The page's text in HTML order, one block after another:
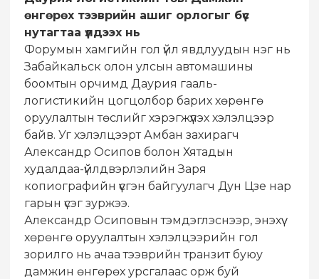
өнгөрөх тээврийн ашиг орлогыг бүс
нутагтаа үлдээх нь
Форумын хамгийн гол үйл явдлуудын нэг нь
Забайкальск олон улсын автомашины
боомтын орчимд Даурия гааль-
логистикийн цогцолбор барих хөрөнгө
оруулалтын төслийг хэрэгжүүлэх хэлэлцээр
байв. Уг хэлэлцээрт Амбан захирагч
Александр Осипов болон Хятадын
худалдаа-үйлдвэрлэлийн Заря
копиографийн үүсгэн байгуулагч Дун Цзе нар
гарын үсэг зуржээ.
Александр Осиповын тэмдэглэснээр, энэхүү
хөрөнгө оруулалтын хэлэлцээрийн гол
зорилго нь ачаа тээврийн транзит буюу
дамжин өнгөрөх урсгалаас орж буй